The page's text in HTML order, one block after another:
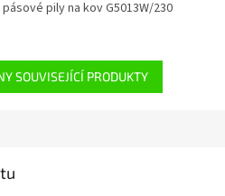
pily na kov G5013W/230
SOUVISEJÍCÍ PRODUKTY